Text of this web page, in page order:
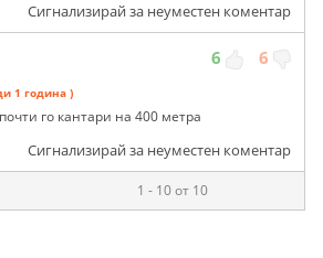
Сигнализирай за неуместен коментар
6 6
1 година )
го кантари на 400 метра
Сигнализирай за неуместен коментар
1 - 10 от 10